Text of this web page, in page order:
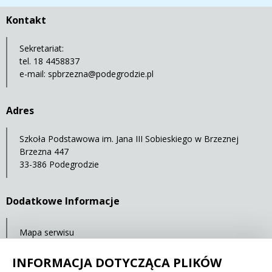
Kontakt
Sekretariat:
tel. 18 4458837
e-mail: spbrzezna@podegrodzie.pl
Adres
Szkoła Podstawowa im. Jana III Sobieskiego w Brzeznej
Brzezna 447
33-386 Podegrodzie
Dodatkowe Informacje
Mapa serwisu
Ostatnia aktualizacja: 15.11.2024
INFORMACJA DOTYCZĄCA PLIKÓW